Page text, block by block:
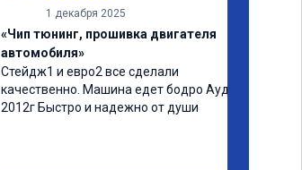
1 декабря 2025
«Чип тюнинг, прошивка двигателя
автомобиля»
Стейдж1 и евро2 все сделали
качественно. Машина едет бодро Ауди а4
2012г Быстро и надежно от души